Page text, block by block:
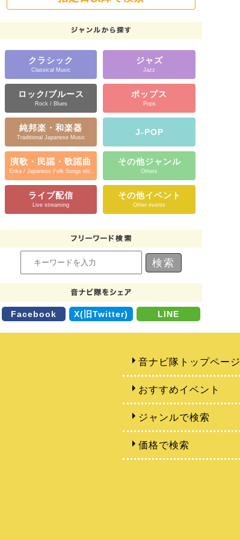
クラシック
Classical Music
ジャズ
Jazz
ロック/ブルース
Rock / Blues
ポップス
Pops
純邦楽・和楽器
Traditional Japanese Music
J-POP
演歌・民謡・歌謡曲
Enka / Japanese Folk Songs etc.
その他ジャンル
Others
ライブ配信
Live streaming
その他イベント
Other events
Facebook X(旧Twitter) LINE
音ナビ隊トップページ
おすすめイベント
ジャンルで検索
価格で検索